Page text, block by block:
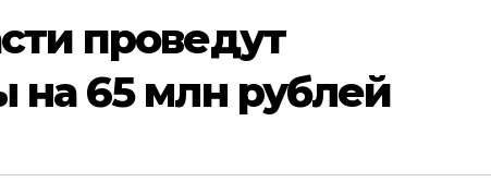
проведут
на 65 млн рублей